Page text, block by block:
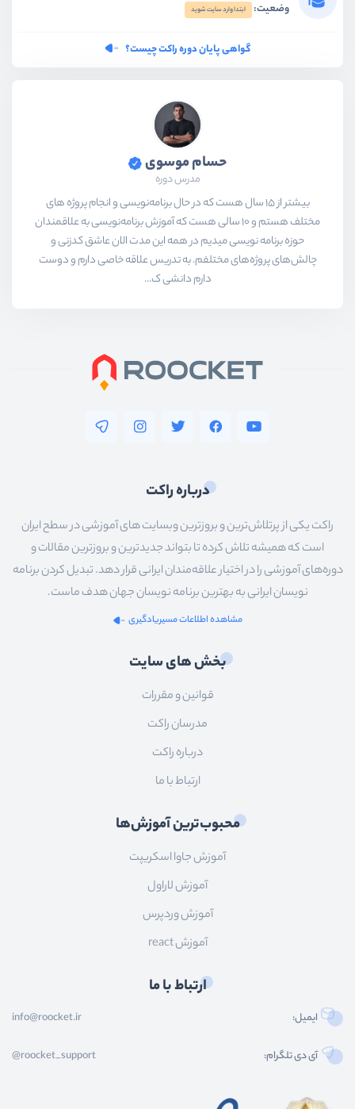
وضعیت: ابتدا وارد سایت شوید
گواهی پایان دوره راکت چیست؟
حسام موسوی
مدرس دوره
بیشتر از ۱۵ سال هست که در حال برنامه‌نویسی و انجام پروژه های
مختلف هستم و ۱۰ سالی هست که آموزش برنامه‌نویسی به علاقمندان
حوزه برنامه نویسی میدیم در همه این مدت الان عاشق کدزنی و
چالش‌های پروژه‌های مختلفم. به تدریس علاقه خاصی دارم و دوست
دارم دانشی ک...
درباره راکت
راکت یکی از پرتلاش‌ترین و بروزترین وبسایت های آموزشی در سطح ایران
است که همیشه تلاش کرده تا بتواند جدیدترین و بروزترین مقالات و
دوره‌های آموزشی را در اختیار علاقه‌مندان ایرانی قرار دهد. تبدیل کردن برنامه
نویسان ایرانی به بهترین برنامه نویسان جهان هدف ماست.
مشاهده اطلاعات مسیریادگیری
بخش های سایت
قوانین و مقررات
مدرسان راکت
درباره راکت
ارتباط با ما
محبوب‌ترین آموزش‌ها
آموزش جاوا اسکریپت
آموزش لاراول
آموزش وردپرس
آموزش react
ارتباط با ما
ایمیل: info@roocket.ir
آی دی تلگرام: @roocket_support